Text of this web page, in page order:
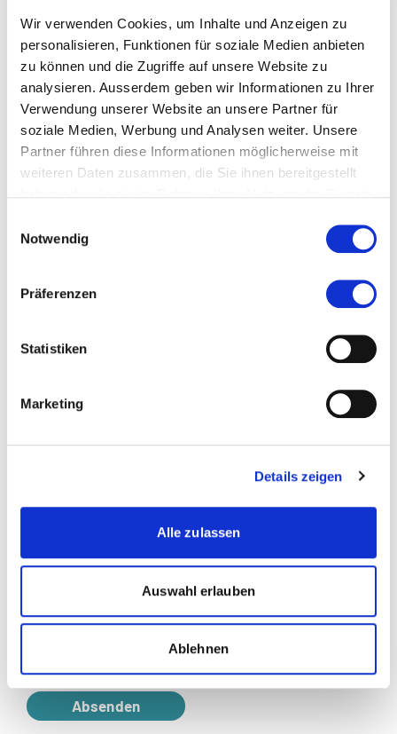
Wir verwenden Cookies, um Inhalte und Anzeigen zu
personalisieren, Funktionen für soziale Medien anbieten
zu können und die Zugriffe auf unsere Website zu
analysieren. Ausserdem geben wir Informationen zu Ihrer
Verwendung unserer Website an unsere Partner für
soziale Medien, Werbung und Analysen weiter. Unsere
Partner führen diese Informationen möglicherweise mit
weiteren Daten zusammen, die Sie ihnen bereitgestellt
Notwendig
Präferenzen
Statistiken
Marketing
Details zeigen
Alle zulassen
Auswahl erlauben
Ablehnen
Empfohlen von
Bemerkung
Beilagen für Zulassung
Kurzlebenslauf
(max. 15MB - .pdf)
Zwischenzeugnisse oder Funktionsbestätigung des
Mit Ihrer Anmeldung akzeptieren Sie dieAGB(PDF)
Datenschutzerklärung.
Ich akzeptiere die allgemeinen
Datenschutzbestimmungen.
Absenden